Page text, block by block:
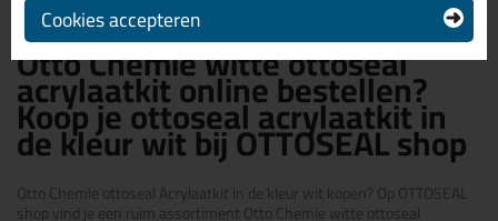
Otto Chemie witte ottoseal
acrylaatkit online bestellen?
Koop je ottoseal acrylaatkit in
de kleur wit bij OTTOSEAL shop
Otto Chemie ottoseal Acrylaatkit in de kleur wit kopen? Op OTTOSEAL
shop vind je een ruim assortiment Otto Chemie witte ottoseal
Cookies accepteren